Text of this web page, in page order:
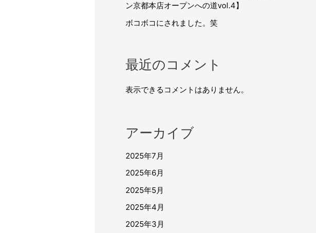
ン京都本店オープンへの道vol.4】
ボコボコにされました。笑
最近のコメント
表示できるコメントはありません。
アーカイブ
2025年7月
2025年6月
2025年5月
2025年4月
2025年3月